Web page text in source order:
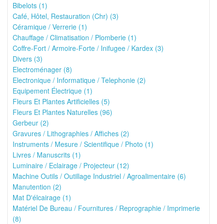
Bibelots (1)
Café, Hôtel, Restauration (Chr) (3)
Céramique / Verrerie (1)
Chauffage / Climatisation / Plomberie (1)
Coffre-Fort / Armoire-Forte / Inifugee / Kardex (3)
Divers (3)
Electroménager (8)
Electronique / Informatique / Telephonie (2)
Equipement Électrique (1)
Fleurs Et Plantes Artificielles (5)
Fleurs Et Plantes Naturelles (96)
Gerbeur (2)
Gravures / Lithographies / Affiches (2)
Instruments / Mesure / Scientifique / Photo (1)
Livres / Manuscrits (1)
Luminaire / Eclairage / Projecteur (12)
Machine Outils / Outillage Industriel / Agroalimentaire (6)
Manutention (2)
Mat D'élcairage (1)
Matériel De Bureau / Fournitures / Reprographie / Imprimerie
(8)